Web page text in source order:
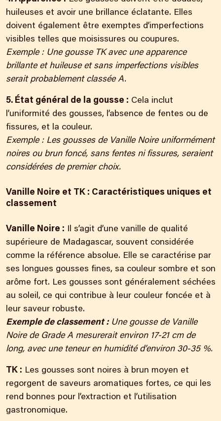
huileuses et avoir une brillance éclatante. Elles
doivent également être exemptes d’imperfections
visibles telles que moisissures ou coupures.
Exemple : Une gousse TK avec une apparence
brillante et huileuse et sans imperfections visibles
serait probablement classée A.
5. État général de la gousse : Cela inclut
l’uniformité des gousses, l’absence de fentes ou de
fissures, et la couleur.
Exemple : Les gousses de Vanille Noire uniformément
noires ou brun foncé, sans fentes ni fissures, seraient
considérées de premier choix.
Vanille Noire et TK : Caractéristiques uniques et
classement
Vanille Noire : Il s’agit d’une vanille de qualité
supérieure de Madagascar, souvent considérée
comme la référence absolue. Elle se caractérise par
ses longues gousses fines, sa couleur sombre et son
arôme fort. Les gousses sont généralement séchées
au soleil, ce qui contribue à leur couleur foncée et à
leur saveur robuste.
Exemple de classement :Une gousse de Vanille
Noire de Grade A mesurerait environ 17-21 cm de
long, avec une teneur en humidité d’environ 30-35 %.
TK : Les gousses sont noires à brun moyen et
regorgent de saveurs aromatiques fortes, ce qui les
rend bonnes pour l’extraction et l’utilisation
gastronomique.